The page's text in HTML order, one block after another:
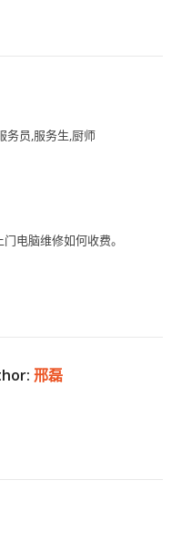
务员,服务生,厨师
电脑维修如何收费。
邢磊